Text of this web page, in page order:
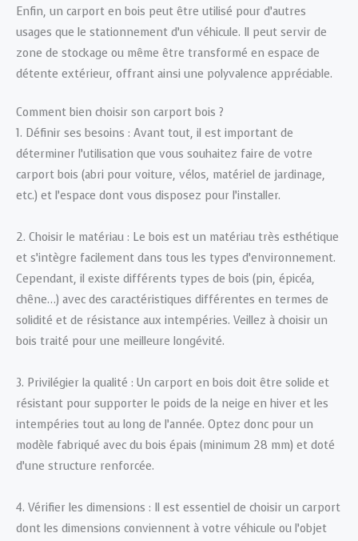
Enfin, un carport en bois peut être utilisé pour d’autres
usages que le stationnement d’un véhicule. Il peut servir de
zone de stockage ou même être transformé en espace de
détente extérieur, offrant ainsi une polyvalence appréciable.
Comment bien choisir son carport bois ?
1. Définir ses besoins : Avant tout, il est important de
déterminer l’utilisation que vous souhaitez faire de votre
carport bois (abri pour voiture, vélos, matériel de jardinage,
etc.) et l’espace dont vous disposez pour l’installer.
2. Choisir le matériau : Le bois est un matériau très esthétique
et s’intègre facilement dans tous les types d’environnement.
Cependant, il existe différents types de bois (pin, épicéa,
chêne…) avec des caractéristiques différentes en termes de
solidité et de résistance aux intempéries. Veillez à choisir un
bois traité pour une meilleure longévité.
3. Privilégier la qualité : Un carport en bois doit être solide et
résistant pour supporter le poids de la neige en hiver et les
intempéries tout au long de l’année. Optez donc pour un
modèle fabriqué avec du bois épais (minimum 28 mm) et doté
d’une structure renforcée.
4. Vérifier les dimensions : Il est essentiel de choisir un carport
dont les dimensions conviennent à votre véhicule ou l’objet